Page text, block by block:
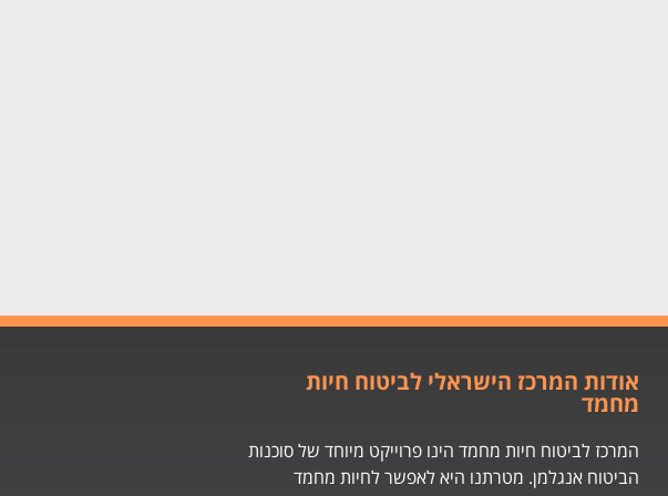
אודות המרכז הישראלי לביטוח חיות
מחמד
המרכז לביטוח חיות מחמד הינו פרוייקט מיוחד של סוכנות
הביטוח אנגלמן. מטרתנו היא לאפשר לחיות מחמד